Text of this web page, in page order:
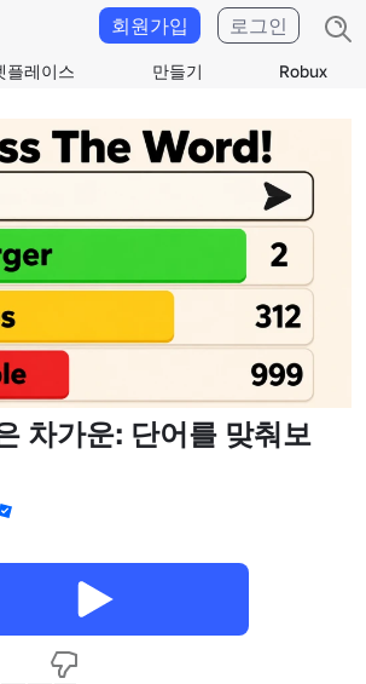
플레이스 만들기 Robux
회원가입 로그인
차가운: 단어를 맞춰보